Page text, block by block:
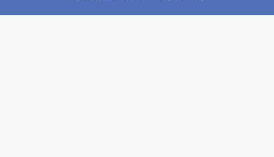
050-3533-1265